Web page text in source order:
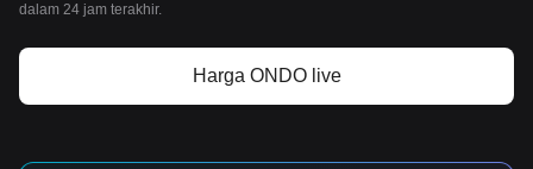
dalam 24 jam terakhir.
Harga ONDO live